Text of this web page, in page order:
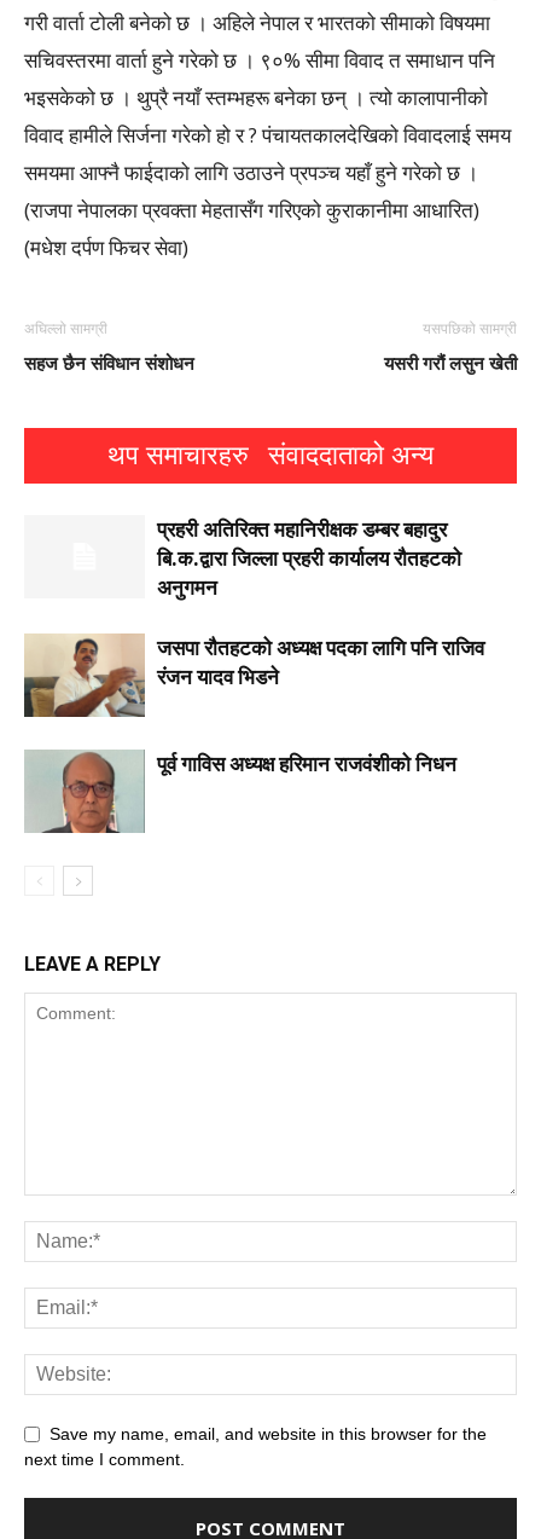
गरी वार्ता टोली बनेको छ । अहिले नेपाल र भारतको सीमाको विषयमा
सचिवस्तरमा वार्ता हुने गरेको छ । ९०% सीमा विवाद त समाधान पनि
भइसकेको छ । थुप्रै नयाँ स्तम्भहरू बनेका छन् । त्यो कालापानीको
विवाद हामीले सिर्जना गरेको हो र ? पंचायतकालदेखिको विवादलाई समय
समयमा आफ्नै फाईदाको लागि उठाउने प्रपञ्च यहाँ हुने गरेको छ ।
(राजपा नेपालका प्रवक्ता मेहतासँग गरिएको कुराकानीमा आधारित)
(मधेश दर्पण फिचर सेवा)
अघिल्लो सामग्री
सहज छैन संविधान संशोधन
यसपछिको सामग्री
यसरी गरौं लसुन खेती
थप समाचारहरु संवाददाताको अन्य
प्रहरी अतिरिक्त महानिरीक्षक डम्बर बहादुर
बि.क.द्वारा जिल्ला प्रहरी कार्यालय रौतहटको
अनुगमन
जसपा राैतहटको अध्यक्ष पदका लागि पनि राजिव
रंजन यादव भिडने
पूर्व गाविस अध्यक्ष हरिमान राजवंशीको निधन
LEAVE A REPLY
Save my name, email, and website in this browser for the
next time I comment.